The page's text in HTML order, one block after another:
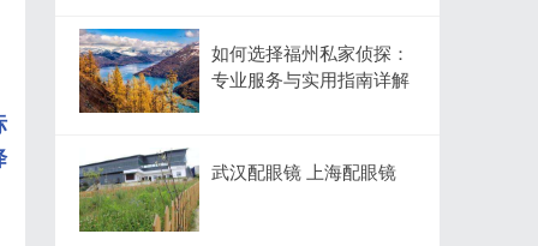
如何选择福州私家侦探：
专业服务与实用指南详解
武汉配眼镜 上海配眼镜